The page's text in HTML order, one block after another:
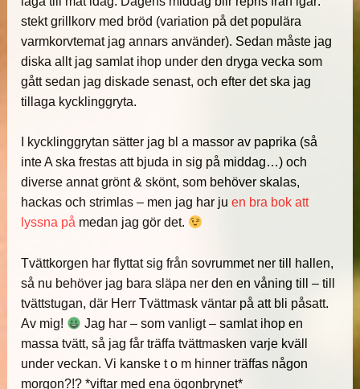
stekt grillkorv med bröd (variation på det populära
varmkorvtemat jag annars använder). Sedan måste jag
diska allt jag samlat ihop under den dryga vecka som
gått sedan jag diskade senast, och efter det ska jag
tillaga kycklinggryta.
I kycklinggrytan sätter jag bl a massor av paprika (så
inte A ska frestas att bjuda in sig på middag…) och
diverse annat grönt & skönt, som behöver skalas,
hackas och strimlas – men jag har juen bra bok att
lyssna på medan jag gör det.
Tvättkorgen har flyttat sig från sovrummet ner till hallen,
så nu behöver jag bara släpa ner den en våning till – till
tvättstugan, där Herr Tvättmask väntar på att bli påsatt.
Av mig!
Jag har – som vanligt – samlat ihop en
massa tvätt, så jag får träffa tvättmasken varje kväll
under veckan. Vi kanske t o m hinner träffas någon
morgon?!? *viftar med ena ögonbrynet*